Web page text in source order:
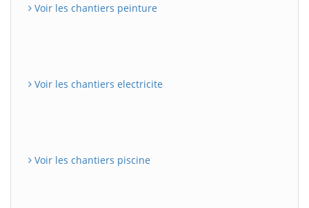
Voir les chantiers peinture
Voir les chantiers electricite
Voir les chantiers piscine